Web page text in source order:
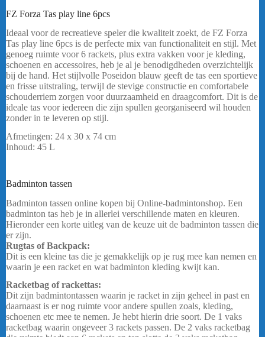
FZ Forza Tas play line 6pcs
Ideaal voor de recreatieve speler die kwaliteit zoekt, de FZ Forza
Tas play line 6pcs is de perfecte mix van functionaliteit en stijl. Met
genoeg ruimte voor 6 rackets, plus extra vakken voor je kleding,
schoenen en accessoires, heb je al je benodigdheden overzichtelijk
bij de hand. Het stijlvolle Poseidon blauw geeft de tas een sportieve
en frisse uitstraling, terwijl de stevige constructie en comfortabele
schouderriem zorgen voor duurzaamheid en draagcomfort. Dit is de
ideale tas voor iedereen die zijn spullen georganiseerd wil houden
zonder in te leveren op stijl.
Afmetingen: 24 x 30 x 74 cm
Inhoud: 45 L
Badminton tassen
Badminton tassen online kopen bij Online-badmintonshop. Een
badminton tas heb je in allerlei verschillende maten en kleuren.
Hieronder een korte uitleg van de keuze uit de badminton tassen die
er zijn.
Rugtas of Backpack:
Dit is een kleine tas die je gemakkelijk op je rug mee kan nemen en
waarin je een racket en wat badminton kleding kwijt kan.
Racketbag of rackettas:
Dit zijn badmintontassen waarin je racket in zijn geheel in past en
daarnaast is er nog ruimte voor andere spullen zoals, kleding,
schoenen etc mee te nemen. Je hebt hierin drie soort. De 1 vaks
racketbag waarin ongeveer 3 rackets passen. De 2 vaks racketbag